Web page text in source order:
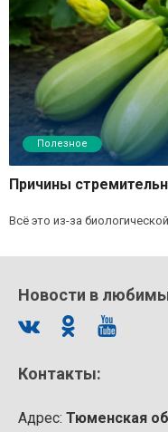
Полезное
Причины
Всё это из-за
Новости в
Контакты:
Адрес: Тюменская